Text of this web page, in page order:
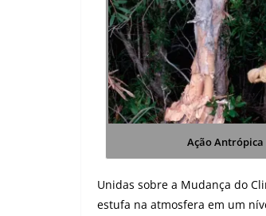
Ação Antrópica
Unidas sobre a Mudança do
estufa na atmosfera em um